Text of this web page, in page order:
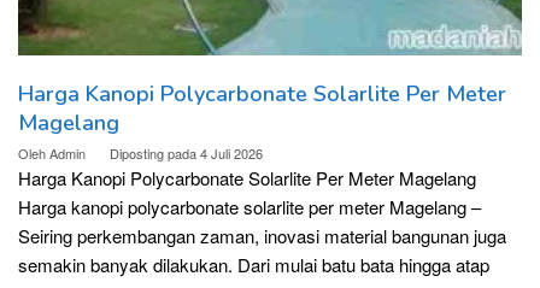
Harga Kanopi Polycarbonate Solarlite Per Meter
Magelang
OlehAdmin Diposting pada4 Juli 2026
Harga Kanopi Polycarbonate Solarlite Per Meter Magelang
Harga kanopi polycarbonate solarlite per meter Magelang –
Seiring perkembangan zaman, inovasi material bangunan juga
semakin banyak dilakukan. Dari mulai batu bata hingga atap